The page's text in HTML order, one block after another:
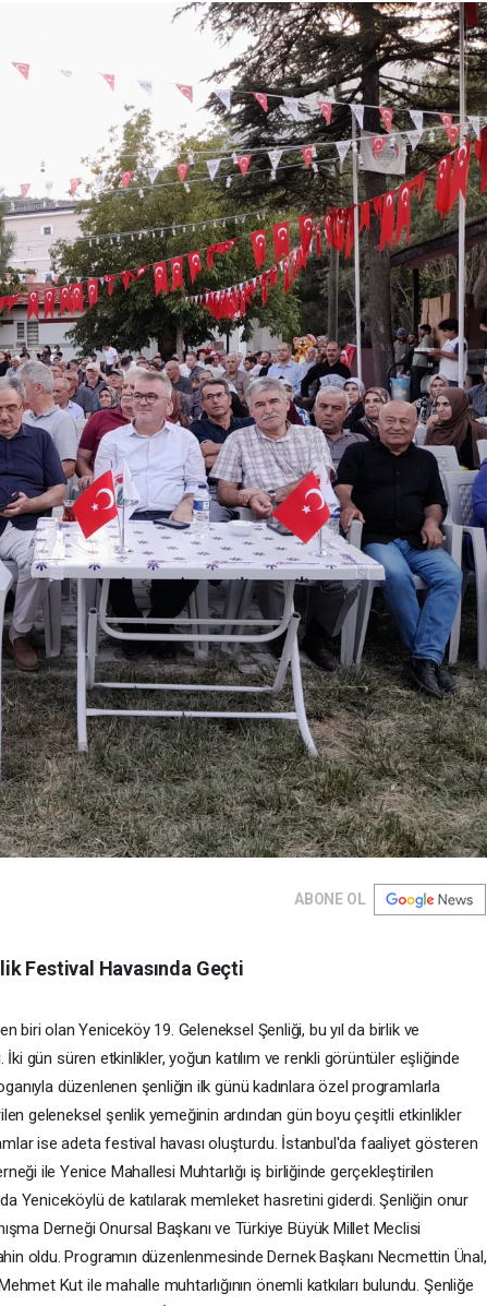
ABONE OL
Festival Havasında Geçti
biri olan Yeniceköy 19. Geleneksel Şenliği, bu yıl da birlik ve
gün süren etkinlikler, yoğun katılım ve renkli görüntüler eşliğinde
düzenlenen şenliğin ilk günü kadınlara özel programlarla
geleneksel şenlik yemeğinin ardından gün boyu çeşitli etkinlikler
ise adeta festival havası oluşturdu. İstanbul'da faaliyet gösteren
ile Yenice Mahallesi Muhtarlığı iş birliğinde gerçekleştirilen
Yeniceköylü de katılarak memleket hasretini giderdi. Şenliğin onur
Derneği Onursal Başkanı ve Türkiye Büyük Millet Meclisi
oldu. Programın düzenlenmesinde Dernek Başkanı Necmettin Ünal,
Kut ile mahalle muhtarlığının önemli katkıları bulundu. Şenliğe